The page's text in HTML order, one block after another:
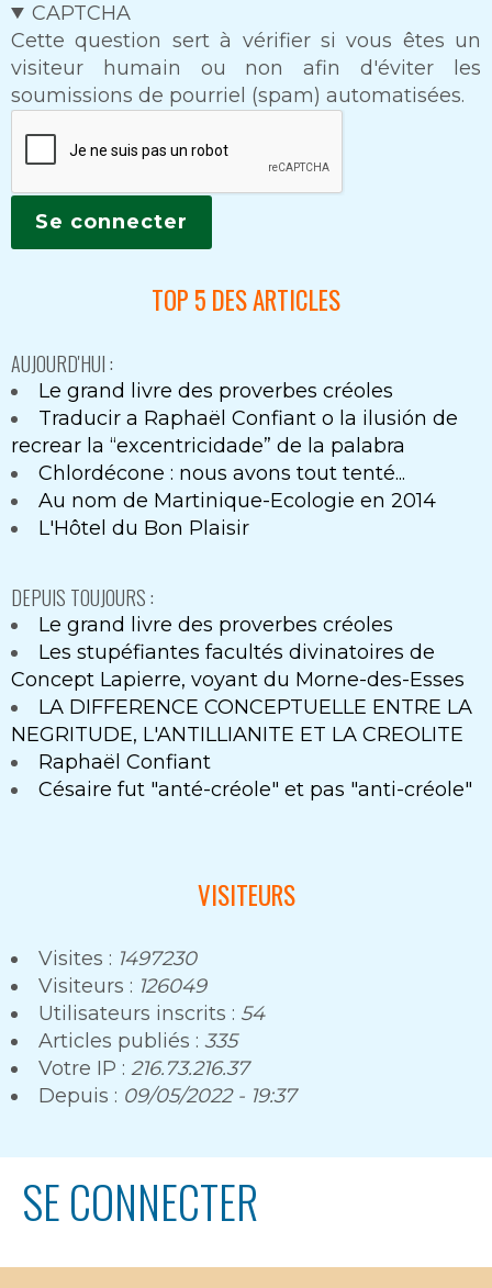
CAPTCHA
Cette question sert à vérifier si vous êtes un
visiteur humain ou non afin d'éviter les
soumissions de pourriel (spam) automatisées.
TOP 5 DES ARTICLES
AUJOURD'HUI :
Le grand livre des proverbes créoles
Traducir a Raphaël Confiant o la ilusión de
recrear la “excentricidade” de la palabra
Chlordécone : nous avons tout tenté...
Au nom de Martinique-Ecologie en 2014
L'Hôtel du Bon Plaisir
DEPUIS TOUJOURS :
Le grand livre des proverbes créoles
Les stupéfiantes facultés divinatoires de
Concept Lapierre, voyant du Morne-des-Esses
LA DIFFERENCE CONCEPTUELLE ENTRE LA
NEGRITUDE, L'ANTILLIANITE ET LA CREOLITE
Raphaël Confiant
Césaire fut "anté-créole" et pas "anti-créole"
VISITEURS
Visites : 1497230
Visiteurs : 126049
Utilisateurs inscrits : 54
Articles publiés : 335
Votre IP : 216.73.216.37
Depuis : 09/05/2022 - 19:37
SE CONNECTER